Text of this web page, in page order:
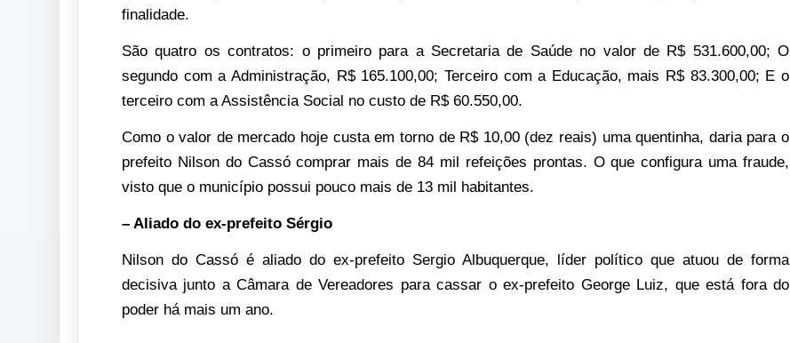
finalidade.
São quatro os contratos: o primeiro para a Secretaria de Saúde no valor de R$ 531.600,00; O
segundo com a Administração, R$ 165.100,00; Terceiro com aEducação, mais R$ 83.300,00; E o
terceiro com a Assistência Social no custo de R$ 60.550,00.
Como o valor de mercado hoje custa em torno de R$ 10,00 (dez reais) uma quentinha, daria para o
prefeito Nilson do Cassó comprar mais de 84 mil refeições prontas. O que configura uma fraude,
visto que o município possui pouco mais de 13 mil habitantes.
– Aliado do ex-prefeito Sérgio
Nilson do Cassó é aliado do ex-prefeito Sergio Albuquerque, líder político que atuou de forma
decisiva junto a Câmara de Vereadores para cassar o ex-prefeito George Luiz, que está fora do
poder há mais um ano.